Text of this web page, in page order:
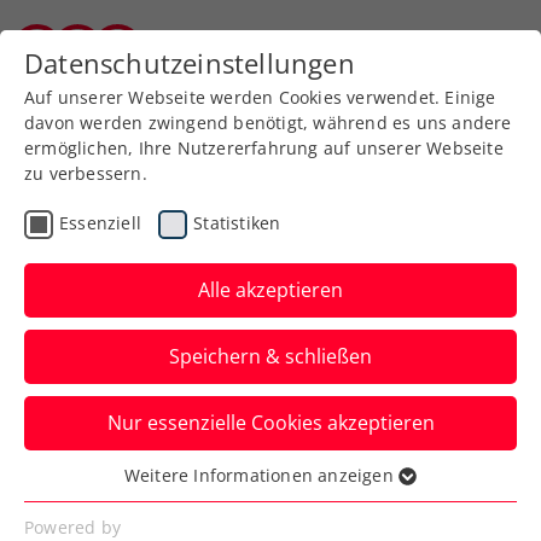
Zurück zur Newsübersicht
Turniere
ITF World Juniors Tour:
Heimsieg für Jan
Hemetzberger
Das ITF J30 U18-Turnier der ITF World
Tennis Juniors Tour brachte
internationales Jugendtennis ins
Burgenland und mit Jan Hemetzberger
einen Sieger aus der hauseigenen
Datenschutzeinstellungen
Auf unserer Webseite werden Cookies verwendet. Einige
davon werden zwingend benötigt, während es uns andere
ermöglichen, Ihre Nutzererfahrung auf unserer Webseite
zu verbessern.
Essenziell Statistiken
Alle akzeptieren
Speichern & schließen
Nur essenzielle Cookies akzeptieren
Essenziell
Essenzielle Cookies werden für grundlegende
Weitere Informationen anzeigen
Powered by